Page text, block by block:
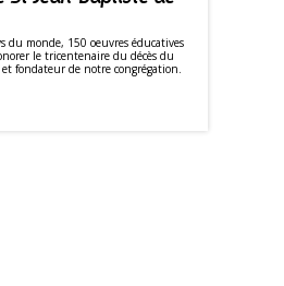
du monde, 150 oeuvres éducatives
le tricentenaire du décès du
fondateur de notre congrégation.